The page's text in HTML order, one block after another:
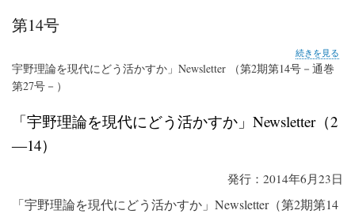
第14号
第
14
号
続きを見る
宇野理論を現代にどう活かすか」Newsletter （第2期第14号－通巻
第27号－）
「宇野理論を現代にどう活かすか」Newsletter（2
―14）
発行：2014年6月23日
「宇野理論を現代にどう活かすか」Newsletter（第2期第14